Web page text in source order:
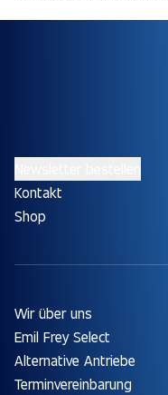
Kontakt
Shop
Wir über uns
Emil Frey Select
Alternative Antriebe
Terminvereinbarung